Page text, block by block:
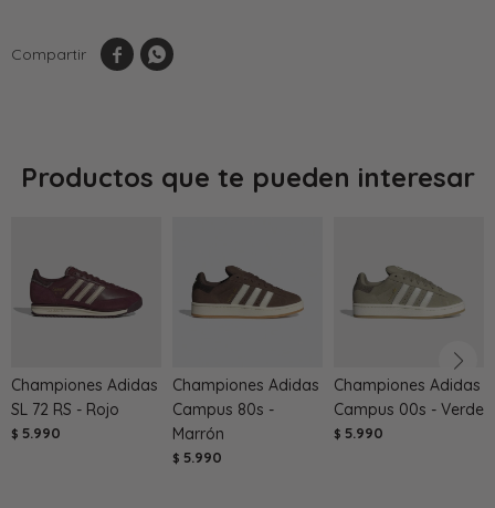
 
Productos que te pueden interesar
Championes Adidas
SL 72 RS - Rojo
$ 5.990
Championes Adidas
Campus 80s -
Marrón
$ 5.990
Championes Adidas
Campus 00s - Verde
$ 5.990